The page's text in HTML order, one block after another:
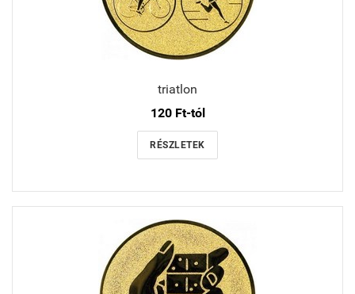
triatlon
120 Ft-tól
RÉSZLETEK